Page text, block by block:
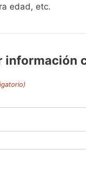
edad, etc.
información